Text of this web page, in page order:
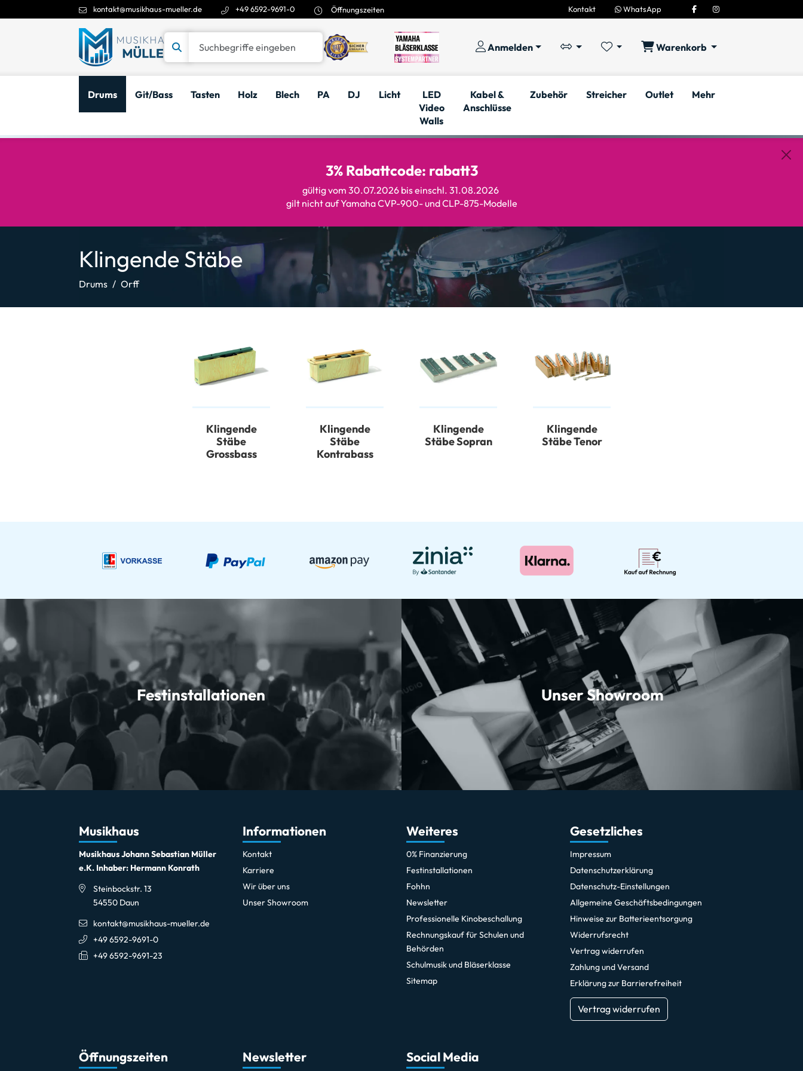
kontakt@musikhaus-mueller.de +49 6592-9691-0 Öffnungszeiten Kontakt WhatsApp
Anmelden Warenkorb
Drums Git/Bass Tasten Holz Blech PA DJ Licht
LED
Video
Walls
Kabel &
Anschlüsse
Zubehör Streicher Outlet Mehr
3% Rabattcode: rabatt3
gültig vom 30.07.2026 bis einschl. 31.08.2026
gilt nicht auf Yamaha CVP-900- und CLP-875-Modelle
Klingende Stäbe
Drums Orff
Klingende
Stäbe
Grossbass
Klingende
Stäbe
Kontrabass
Klingende
Stäbe Sopran
Klingende
Stäbe Tenor
Festinstallationen Unser Showroom
Musikhaus
Musikhaus Johann Sebastian Müller
e.K. Inhaber: Hermann Konrath
Steinbockstr. 13
54550 Daun
kontakt@musikhaus-mueller.de
+49 6592-9691-0
+49 6592-9691-23
Informationen
Kontakt
Karriere
Wir über uns
Unser Showroom
Weiteres
0% Finanzierung
Festinstallationen
Fohhn
Newsletter
Professionelle Kinobeschallung
Rechnungskauf für Schulen und
Behörden
Schulmusik und Bläserklasse
Sitemap
Gesetzliches
Impressum
Datenschutzerklärung
Datenschutz-Einstellungen
Allgemeine Geschäftsbedingungen
Hinweise zur Batterieentsorgung
Widerrufsrecht
Vertrag widerrufen
Zahlung und Versand
Erklärung zur Barrierefreiheit
Vertrag widerrufen
Öffnungszeiten Newsletter Social Media